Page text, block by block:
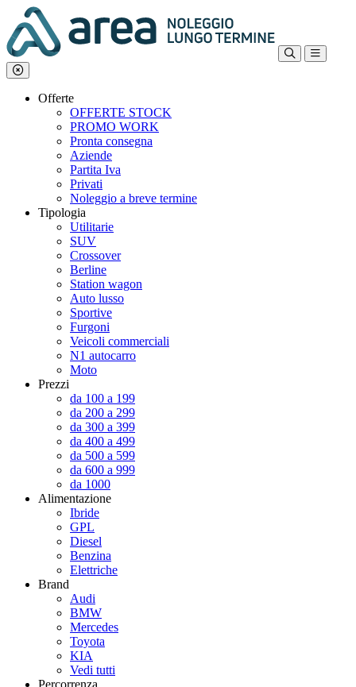
Offerte
OFFERTE STOCK
PROMO WORK
Pronta consegna
Aziende
Partita Iva
Privati
Noleggio a breve termine
Tipologia
Utilitarie
SUV
Crossover
Berline
Station wagon
Auto lusso
Sportive
Furgoni
Veicoli commerciali
N1 autocarro
Moto
Prezzi
da 100 a 199
da 200 a 299
da 300 a 399
da 400 a 499
da 500 a 599
da 600 a 999
da 1000
Alimentazione
Ibride
GPL
Diesel
Benzina
Elettriche
Brand
Audi
BMW
Mercedes
Toyota
KIA
Vedi tutti
Percorrenza